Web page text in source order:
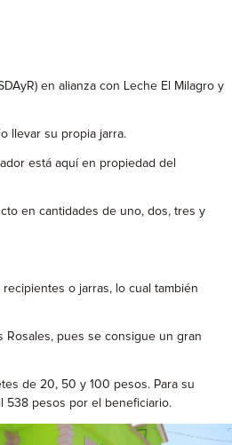
en alianza con Leche El Milagro y
llevar su propia jarra.
está aquí en propiedad del
en cantidades de uno, dos, tres y
o jarras, lo cual también
Rosales, pues se consigue un gran
de 20, 50 y 100 pesos. Para su
538 pesos por el beneficiario.